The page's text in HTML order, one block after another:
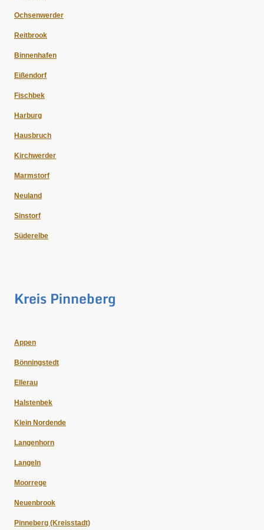
Ochsenwerder
Reitbrook
Binnenhafen
Eißendorf
Fischbek
Harburg
Hausbruch
Kirchwerder
Marmstorf
Neuland
Sinstorf
Süderelbe
Kreis Pinneberg
Appen
Bönningstedt
Ellerau
Halstenbek
Klein Nordende
Langenhorn
Langeln
Moorrege
Neuenbrook
Pinneberg (Kreisstadt)